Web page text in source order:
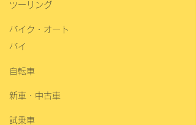
ツーリング
バイク・オート
バイ
自転車
新車・中古車
試乗車